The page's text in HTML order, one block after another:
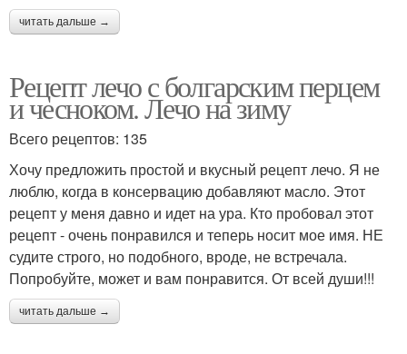
читать дальше →
Рецепт лечо с болгарским перцем
и чесноком. Лечо на зиму
Всего рецептов: 135
Хочу предложить простой и вкусный рецепт лечо. Я не
люблю, когда в консервацию добавляют масло. Этот
рецепт у меня давно и идет на ура. Кто пробовал этот
рецепт - очень понравился и теперь носит мое имя. НЕ
судите строго, но подобного, вроде, не встречала.
Попробуйте, может и вам понравится. От всей души!!!
читать дальше →